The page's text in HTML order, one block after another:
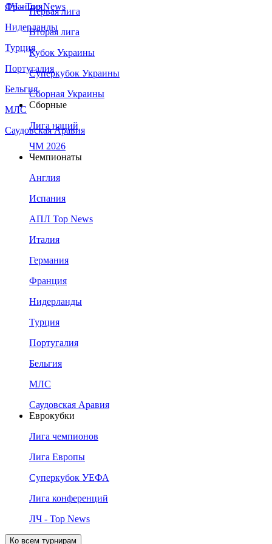
Франция
Нидерланды
Турция
Португалия
Бельгия
МЛС
Саудовская Аравия
ЛЧ - Top News
Первая лига
Вторая лига
Кубок Украины
Суперкубок Украины
Сборная Украины
Сборные
Лига наций
ЧМ 2026
Чемпионаты
Англия
Испания
АПЛ Top News
Италия
Германия
Франция
Нидерланды
Турция
Португалия
Бельгия
МЛС
Саудовская Аравия
Еврокубки
Лига чемпионов
Лига Европы
Суперкубок УЕФА
Лига конференций
ЛЧ - Top News
Ко всем турнирам